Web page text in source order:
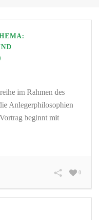
im Rahmen des
Anlegerphilosophien
beginnt mit
0